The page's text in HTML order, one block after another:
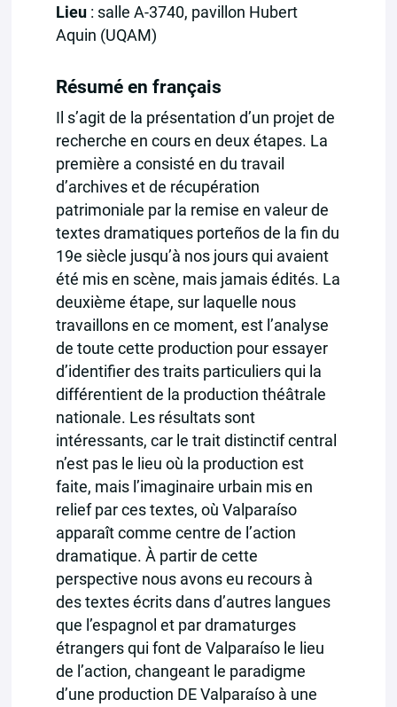
Lieu: salle A-3740, pavillon Hubert
Aquin (UQAM)
Résumé en français
Il s’agit de la présentation d’un projet de
recherche en cours en deux étapes. La
première a consisté en du travail
d’archives et de récupération
patrimoniale par la remise en valeur de
textes dramatiques porteños de la fin du
19e siècle jusqu’à nos jours qui avaient
été mis en scène, mais jamais édités. La
deuxième étape, sur laquelle nous
travaillons en ce moment, est l’analyse
de toute cette production pour essayer
d’identifier des traits particuliers qui la
différentient de la production théâtrale
nationale. Les résultats sont
intéressants, car le trait distinctif central
n’est pas le lieu où la production est
faite, mais l’imaginaire urbain mis en
relief par ces textes, où Valparaíso
apparaît comme centre de l’action
dramatique. À partir de cette
perspective nous avons eu recours à
des textes écrits dans d’autres langues
que l’espagnol et par dramaturges
étrangers qui font de Valparaíso le lieu
de l’action, changeant le paradigme
d’une production DE Valparaíso à une